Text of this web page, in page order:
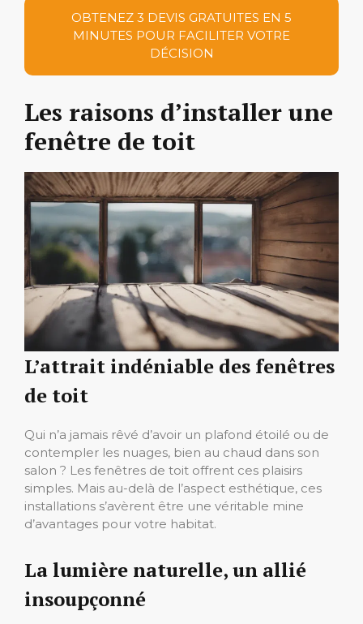
OBTENEZ 3 DEVIS GRATUITES EN 5
MINUTES POUR FACILITER VOTRE
DÉCISION
Les raisons d’installer une
fenêtre de toit
L’attrait indéniable des fenêtres
de toit
Qui n’a jamais rêvé d’avoir un plafond étoilé ou de
contempler les nuages, bien au chaud dans son
salon ? Les fenêtres de toit offrent ces plaisirs
simples. Mais au-delà de l’aspect esthétique, ces
installations s’avèrent être une véritable mine
d’avantages pour votre habitat.
La lumière naturelle, un allié
insoupçonné